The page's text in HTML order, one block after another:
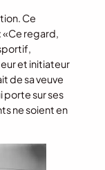
Ce
«Ce regard,
et initiateur
de sa veuve
porte sur ses
ne soient en